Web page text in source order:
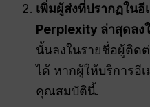
เพิ่มผู้ส่งที่ปรากฏในอี
Perplexity ล่าสุดล
นั้นลงในรายชื่อผู้ติด
ได้ หากผู้ให้บริการ
คุณสมบัตินี้.